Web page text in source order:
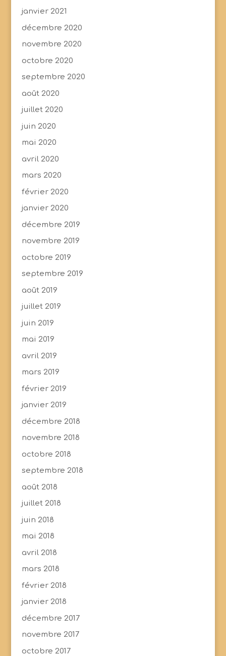
janvier 2021
décembre 2020
novembre 2020
octobre 2020
septembre 2020
août 2020
juillet 2020
juin 2020
mai 2020
avril 2020
mars 2020
février 2020
janvier 2020
décembre 2019
novembre 2019
octobre 2019
septembre 2019
août 2019
juillet 2019
juin 2019
mai 2019
avril 2019
mars 2019
février 2019
janvier 2019
décembre 2018
novembre 2018
octobre 2018
septembre 2018
août 2018
juillet 2018
juin 2018
mai 2018
avril 2018
mars 2018
février 2018
janvier 2018
décembre 2017
novembre 2017
octobre 2017